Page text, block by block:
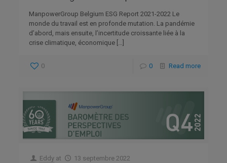
ManpowerGroup Belgium ESG Report 2021-2022 Le
monde du travail est en profonde mutation. La pandémie
d’abord, mais ensuite, l’incertitude croissante liée à la
crise climatique, économique
0 0 Read more
Eddy at 13 septembre 2022